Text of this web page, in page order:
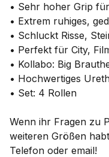
• Sehr hoher Grip
• Extrem ruhiges,
• Schluckt Risse,
• Perfekt für City,
• Kollabo: Big
• Hochwertiges
• Set: 4 Rollen
Wenn ihr Fragen zu
weiteren Größen
Telefon oder email!